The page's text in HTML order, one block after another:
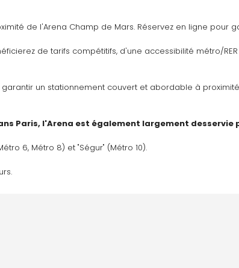
de l'Arena Champ de Mars. Réservez en ligne pour
de tarifs compétitifs, d'une accessibilité métro/
un stationnement couvert et abordable à
Paris, l'Arena est également largement
6, Métro 8) et "Ségur" (Métro 10).